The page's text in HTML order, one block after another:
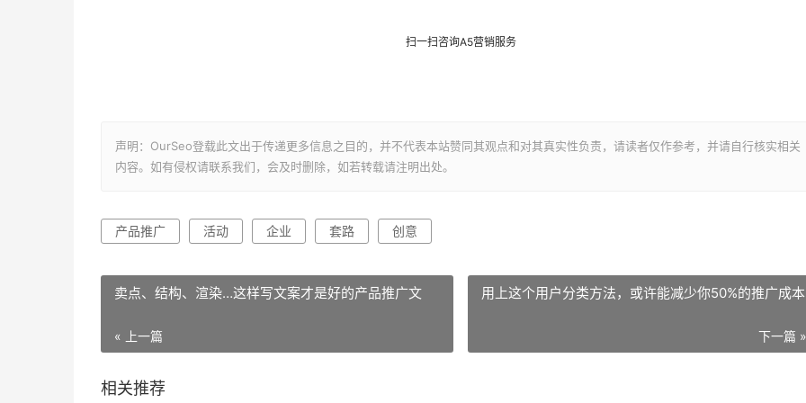
扫一扫咨询A5营销服务
声明：OurSeo登载此文出于传递更多信息之目的，并不代表本站赞同其观点和对其真实性负责，请读者仅作参考，并请自行核实相关
内容。如有侵权请联系我们，会及时删除，如若转载请注明出处。
产品推广 活动 企业 套路 创意
卖点、结构、渲染…这样写文案才是好的产品推广文
« 上一篇
用上这个用户分类方法，或许能减少你50%的推广成本
下一篇 »
相关推荐